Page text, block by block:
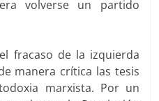
volverse un partido
fracaso de la izquierda
manera crítica las tesis
marxista. Por un